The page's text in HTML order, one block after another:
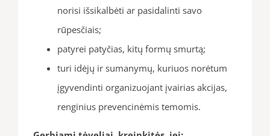
norisi išsikalbėti ar pasidalinti savo
rūpesčiais;
patyrei patyčias, kitų formų smurtą;
turi idėjų ir sumanymų, kuriuos norėtum
įgyvendinti organizuojant įvairias akcijas,
renginius prevencinėmis temomis.